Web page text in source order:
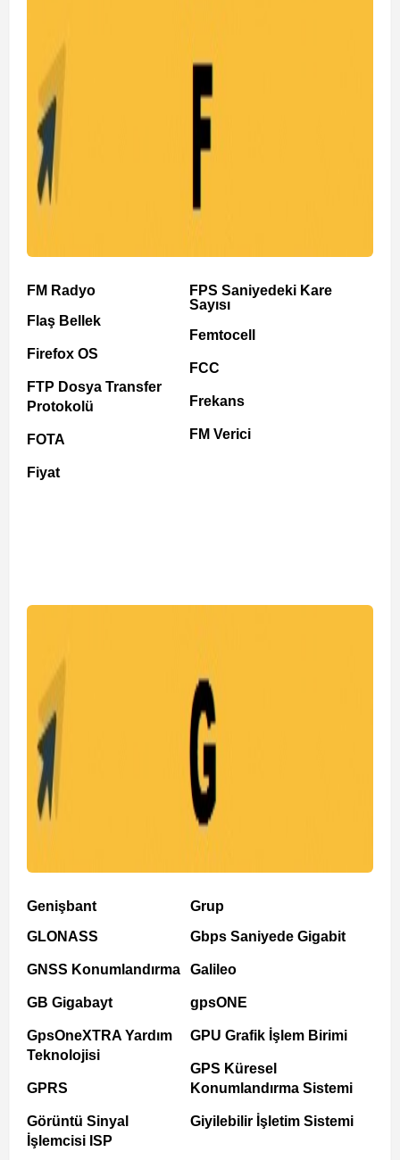
FM Radyo
Flaş Bellek
Firefox OS
FTP Dosya Transfer
Protokolü
FOTA
Fiyat
FPS Saniyedeki Kare
Sayısı
Femtocell
FCC
Frekans
FM Verici
Genişbant
GLONASS
GNSS Konumlandırma
GB Gigabayt
GpsOneXTRA Yardım
Teknolojisi
GPRS
Görüntü Sinyal
İşlemcisi ISP
Grup
Gbps Saniyede Gigabit
Galileo
gpsONE
GPU Grafik İşlem Birimi
GPS Küresel
Konumlandırma Sistemi
Giyilebilir İşletim Sistemi